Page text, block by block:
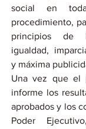
social en
procedimiento,
principios de
igualdad,
y máxima
Una vez que el
informe los
aprobados y los
Poder